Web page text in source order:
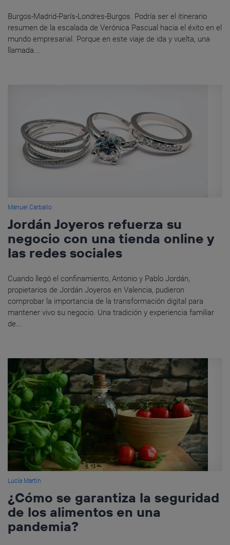
Burgos-Madrid-París-Londres-Burgos. Podría ser el itinerario
resumen de la escalada de Verónica Pascual hacia el éxito en el
mundo empresarial. Porque en este viaje de ida y vuelta, una
llamada...
Manuel Carballo
Jordán Joyeros refuerza su
negocio con una tienda online y
las redes sociales
Cuando llegó el confinamiento, Antonio y Pablo Jordán,
propietarios de Jordán Joyeros en Valencia, pudieron
comprobar la importancia de la transformación digital para
mantener vivo su negocio. Una tradición y experiencia familiar
de...
Lucía Martín
¿Cómo se garantiza la seguridad
de los alimentos en una
pandemia?